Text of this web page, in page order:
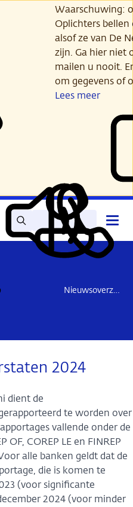
Waarschuwing:
Oplichters
alsof ze van De
zijn. Ga hier niet
mailen u nooit.
om gegevens of
Lees meer
Zoek Lees
voor
Mijn
DNB
Contact
Nieuwsoverzicht
2024
dient de
te worden over
vallende onder de
COREP LE en FINREP
alle banken geldt dat de
die is komen te
(voor significante
2024 (voor minder